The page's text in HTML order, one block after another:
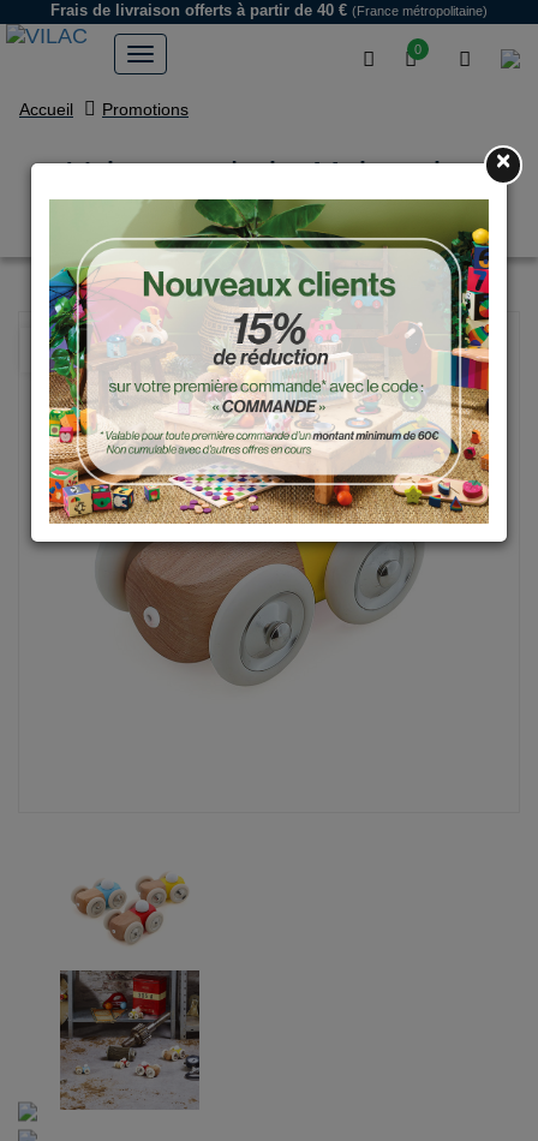
0
Frais de livraison offerts à partir de 40 € (France métropolitaine)
Accueil Promotions
Voiture en bois, Moit-moit -
Grand modèle jaune
×